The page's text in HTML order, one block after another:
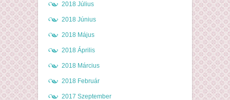
2018 Július
2018 Június
2018 Május
2018 Április
2018 Március
2018 Február
2017 Szeptember